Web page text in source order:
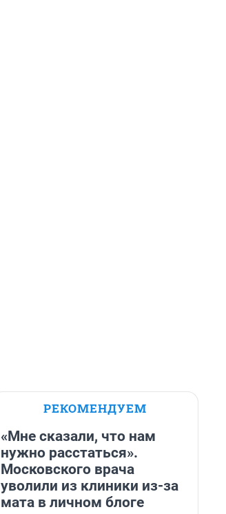
РЕКОМЕНДУЕМ
«Мне сказали, что нам
нужно расстаться».
Московского врача
уволили из клиники из-за
мата в личном блоге